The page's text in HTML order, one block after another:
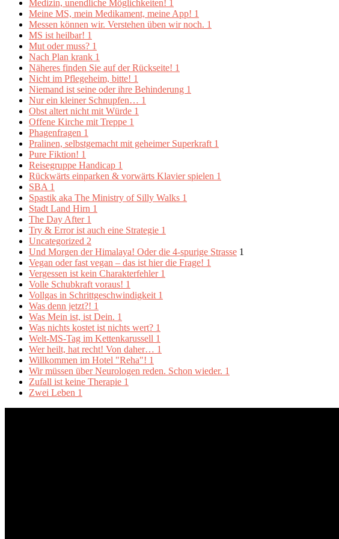
Medizin, unendliche Möglichkeiten! 1
Meine MS, mein Medikament, meine App! 1
Messen können wir. Verstehen üben wir noch. 1
MS ist heilbar! 1
Mut oder muss? 1
Nach Plan krank 1
Näheres finden Sie auf der Rückseite! 1
Nicht im Pflegeheim, bitte! 1
Niemand ist seine oder ihre Behinderung 1
Nur ein kleiner Schnupfen… 1
Obst altert nicht mit Würde 1
Offene Kirche mit Treppe 1
Phagenfragen 1
Pralinen, selbstgemacht mit geheimer Superkraft 1
Pure Fiktion! 1
Reisegruppe Handicap 1
Rückwärts einparken & vorwärts Klavier spielen 1
SBA 1
Spastik aka The Ministry of Silly Walks 1
Stadt Land Hirn 1
The Day After 1
Try & Error ist auch eine Strategie 1
Uncategorized 2
Und Morgen der Himalaya! Oder die 4-spurige Strasse 1
Vegan oder fast vegan – das ist hier die Frage! 1
Vergessen ist kein Charakterfehler 1
Volle Schubkraft voraus! 1
Vollgas in Schrittgeschwindigkeit 1
Was denn jetzt?! 1
Was Mein ist, ist Dein. 1
Was nichts kostet ist nichts wert? 1
Welt-MS-Tag im Kettenkarussell 1
Wer heilt, hat recht! Von daher… 1
Willkommen im Hotel "Reha"! 1
Wir müssen über Neurologen reden. Schon wieder. 1
Zufall ist keine Therapie 1
Zwei Leben 1